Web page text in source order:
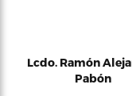
Lcdo. Ramón
Pabón